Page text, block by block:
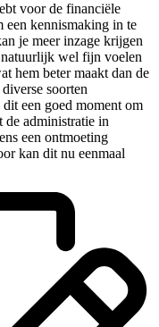
voor de financiële
een kennismaking in te
je meer inzage krijgen
wel fijn voelen
hem beter maakt dan de
soorten
een goed moment om
de administratie in
een ontmoeting
kan dit nu eenmaal